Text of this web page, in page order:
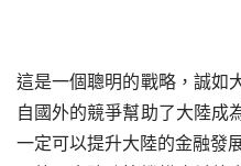
這是一個聰明的戰略，誠如
自國外的競爭幫助了大陸成
一定可以提升大陸的金融發